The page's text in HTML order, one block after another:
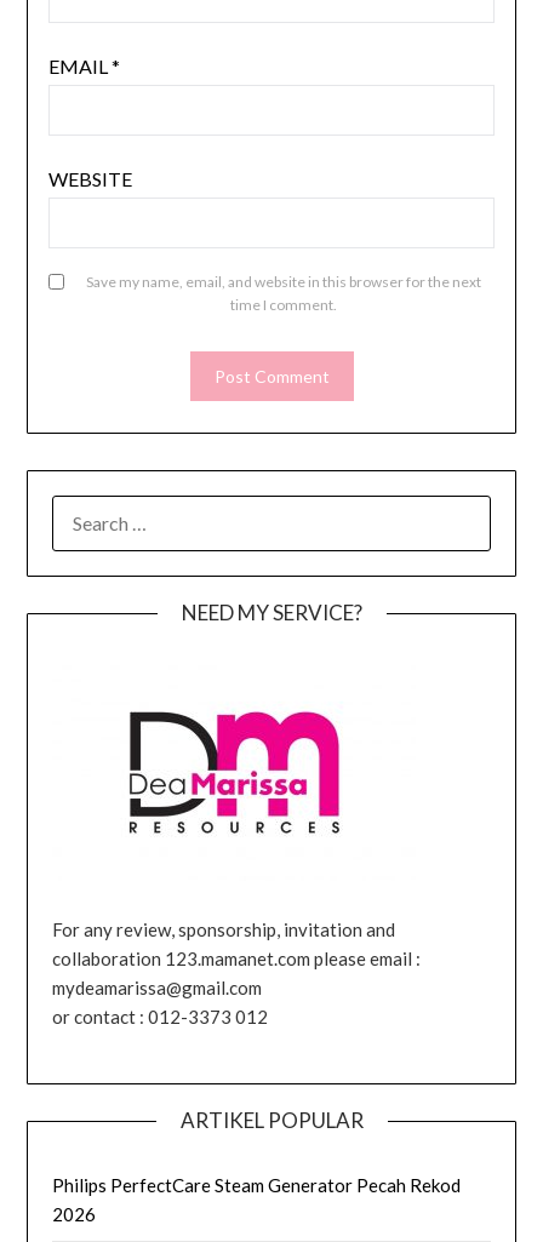
EMAIL *
WEBSITE
Save my name, email, and website in this browser for the next
time I comment.
FOR:
NEED MY SERVICE?
For any review, sponsorship, invitation and
collaboration 123.mamanet.com please email :
mydeamarissa@gmail.com
or contact : 012-3373 012
ARTIKEL POPULAR
Philips PerfectCare Steam Generator Pecah Rekod
2026